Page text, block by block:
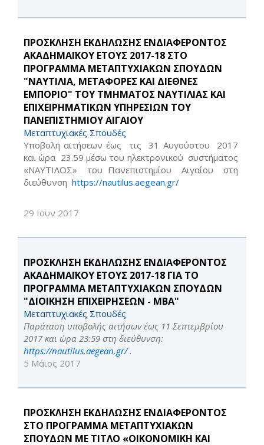
ΠΡΟΣΚΛΗΣΗ ΕΚΔΗΛΩΣΗΣ ΕΝΔΙΑΦΕΡΟΝΤΟΣ
ΑΚΑΔΗΜΑΪΚΟΥ ΕΤΟΥΣ 2017-18 ΣΤΟ
ΠΡΟΓΡΑΜΜΑ ΜΕΤΑΠΤΥΧΙΑΚΩΝ ΣΠΟΥΔΩΝ
"ΝΑΥΤΙΛΙΑ, ΜΕΤΑΦΟΡΕΣ ΚΑΙ ΔΙΕΘΝΕΣ
ΕΜΠΟΡΙΟ" ΤΟΥ ΤΜΗΜΑΤΟΣ ΝΑΥΤΙΛΙΑΣ ΚΑΙ
ΕΠΙΧΕΙΡΗΜΑΤΙΚΩΝ ΥΠΗΡΕΣΙΩΝ ΤΟΥ
ΠΑΝΕΠΙΣΤΗΜΙΟΥ ΑΙΓΑΙΟΥ
Μεταπτυχιακές Σπουδές
Υποβολή αιτήσεων έως τις 31 Αυγούστου 2017
και ώρα 23.59 μέσω του ηλεκτρονικού συστήματος
«ΝΑΥΤΙΛΟΣ» του Πανεπιστημίου Αιγαίου στη
διεύθυνση https://nautilus.aegean.gr/
29 Ιουν 2017
ΠΡΟΣΚΛΗΣΗ ΕΚΔΗΛΩΣΗΣ ΕΝΔΙΑΦΕΡΟΝΤΟΣ
ΑΚΑΔΗΜΑΪΚΟΥ ΕΤΟΥΣ 2017-18 ΓΙΑ ΤΟ
ΠΡΟΓΡΑΜΜΑ ΜΕΤΑΠΤΥΧΙΑΚΩΝ ΣΠΟΥΔΩΝ
"ΔΙΟΙΚΗΣΗ ΕΠΙΧΕΙΡΗΣΕΩΝ - MBA"
Μεταπτυχιακές Σπουδές
Παράταση υποβολής αιτήσων έως 11 Σεπτεμβρίου
2017 και ώρα 23:59 στη διεύθυνση:
https://nautilus.aegean.gr/.
5 Μάιος 2017
ΠΡΟΣΚΛΗΣΗ ΕΚΔΗΛΩΣΗΣ ΕΝΔΙΑΦΕΡΟΝΤΟΣ
ΣΤΟ ΠΡΟΓΡΑΜΜΑ ΜΕΤΑΠΤΥΧΙΑΚΩΝ
ΣΠΟΥΔΩΝ ΜΕ ΤΙΤΛΟ «ΟΙΚΟΝΟΜΙΚΗ ΚΑΙ